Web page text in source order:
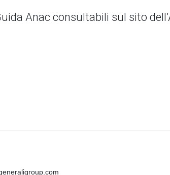
Anac consultabili sul sito